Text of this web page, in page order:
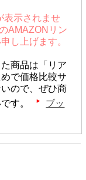
表示されませ
AMAZONリン
し上げます。
商品は「リア
で価格比較サ
ので、ぜひ商
す。
ブッ